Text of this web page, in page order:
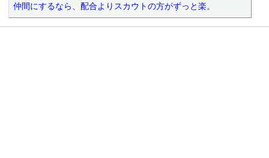
仲間にするなら、配合よりスカウトの方がずっと楽。